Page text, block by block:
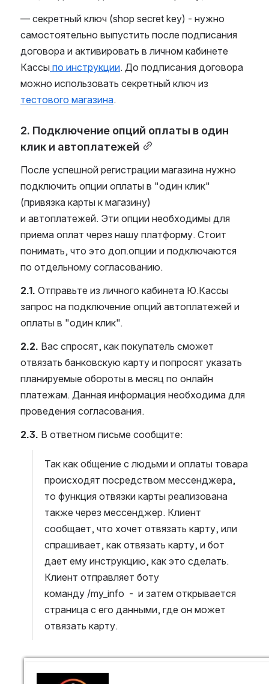
— секретный ключ (shop secret key) - нужно
самостоятельно выпустить после подписания
договора и активировать в личном кабинете
Кассы по инструкции. До подписания договора
тестового магазина.
2. Подключение опций оплаты в один
клик и автоплатежей
После успешной регистрации магазина нужно
подключить опции оплаты в "один клик"
(привязка карты к магазину)
и автоплатежей. Эти опции необходимы для
приема оплат через нашу платформу. Стоит
понимать, что это доп.опции и подключаются
по отдельному согласованию.
2.1. Отправьте из личного кабинета Ю.Кассы
запрос на подключение опций автоплатежей и
оплаты в "один клик".
2.2. Вас спросят, как покупатель сможет
отвязать банковскую карту и попросят указать
планируемые обороты в месяц по онлайн
платежам. Данная информация необходима для
проведения согласования.
2.3. В ответном письме сообщите:
Так как общение с людьми и оплаты товара
происходят посредством мессенджера,
то функция отвязки карты реализована
также через мессенджер. Клиент
сообщает, что хочет отвязать карту, или
спрашивает, как отвязать карту, и бот
дает ему инструкцию, как это сделать.
Клиент отправляет боту
команду /my_info  -  и затем открывается
страница с его данными, где он может
отвязать карту.